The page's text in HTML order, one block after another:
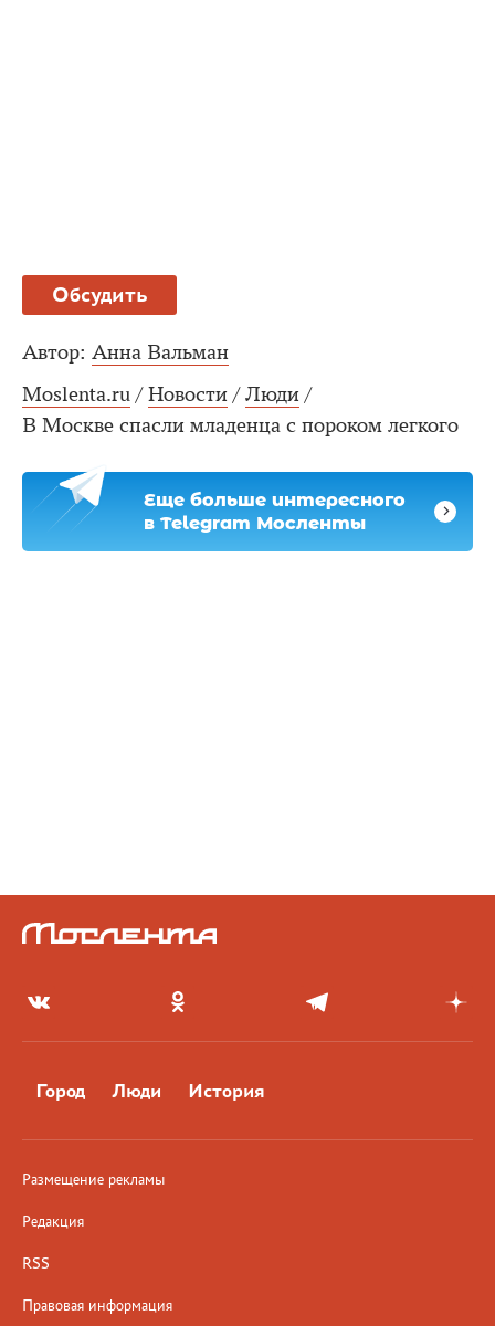
Обсудить
Автор: Анна Вальман
Moslenta.ru / Новости / Люди /
В Москве спасли младенца с пороком легкого
Еще больше интересного
в Telegram Мосленты
Город Люди История
Размещение рекламы
Редакция
RSS
Правовая информация